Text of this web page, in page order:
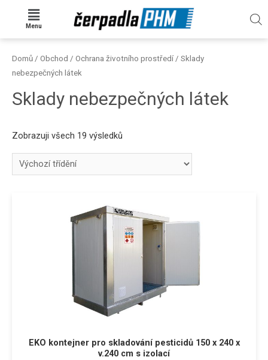
Menu
Domů / Obchod / Ochrana životního prostředí / Sklady
nebezpečných látek
Sklady nebezpečných látek
Zobrazuji všech 19 výsledků
EKO kontejner pro skladování pesticidů 150 x 240 x
v.240 cm s izolací